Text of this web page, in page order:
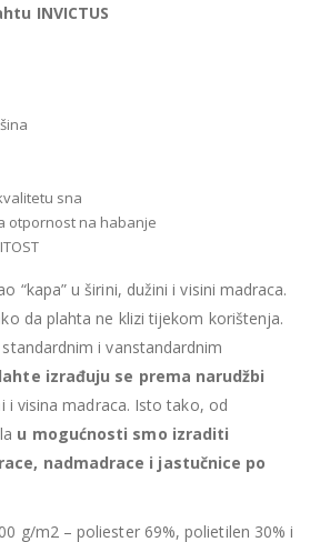
INVICTUS
sna
otpornost na habanje
“kapa” u širini, dužini i visini madraca.
da plahta ne klizi tijekom korištenja.
i vanstandardnim
izrađuju se prema narudžbi
i visina madraca. Isto tako, od
u mogućnosti smo izraditi
nadmadrace i jastučnice po
g/m2 – poliester 69%, polietilen 30% i